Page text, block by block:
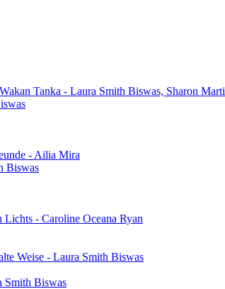
Tanka - Laura Smith Biswas, Sharon
- Ailia Mira
Biswas
- Caroline Oceana Ryan
Weise - Laura Smith Biswas
Smith Biswas